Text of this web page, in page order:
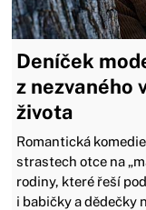
Deníček
z nezvaného
života
Romantická
strastech otce na
rodiny, které řeší
i babičky a dědečky